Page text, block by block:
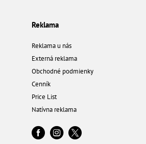
Reklama
Reklama u nás
Externá reklama
Obchodné podmienky
Cenník
Price List
Natívna reklama